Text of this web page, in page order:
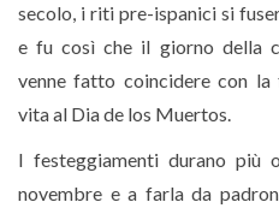
secolo, i riti pre-ispanici si
e fu così che il giorno della
venne fatto coincidere con la
vita al Dia de los Muertos.
I festeggiamenti durano
novembre e a farla da